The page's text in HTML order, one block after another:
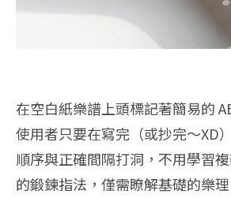
在空白紙樂譜上頭標記著簡易的
使用者只要在寫完（或抄完～XD
順序與正確間隔打洞，不用學習
的鍛鍊指法，僅需瞭解基礎的樂